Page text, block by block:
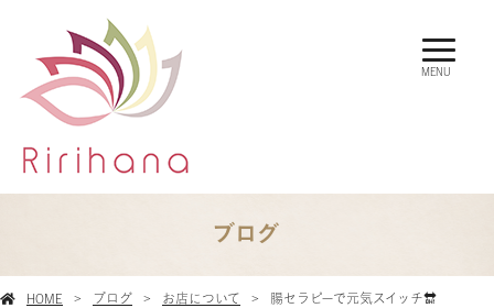
MENU
ブログ
HOME ブログ お店について 腸セラピーで元気スイッチ🔛